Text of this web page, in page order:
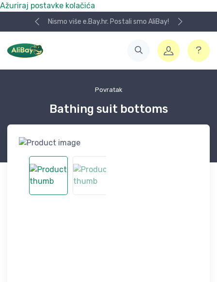
Ažuriraj postavke kolačića
Nismo više e.Bay.hr. Postali smo AliBay!
Povratak
Bathing suit bottoms